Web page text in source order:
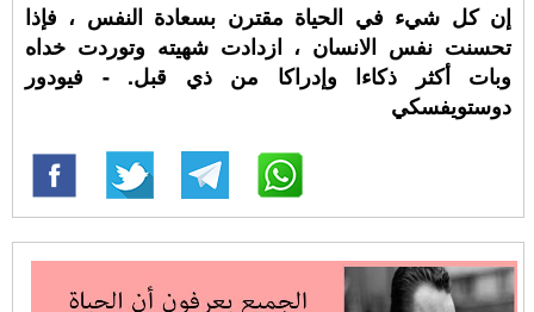
إن كل شيء في الحياة مقترن بسعادة النفس ، فإذا
تحسنت نفس الانسان ، ازدادت شهيته وتوردت خداه
وبات أكثر ذكاءا وإدراكا من ذي قبل. - فيودور
دوستويفسكي